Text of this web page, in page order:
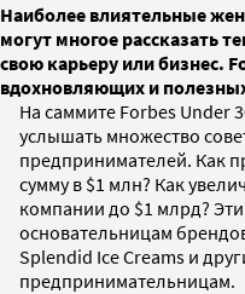
Наиболее влиятельные
могут многое рассказать
свою карьеру или бизнес.
вдохновляющих и
На саммите Forbes Under
услышать множество
предпринимателей. Как
сумму в $1 млн? Как
компании до $1 млрд?
основательницам
Splendid Ice Creams и
предпринимательницам.